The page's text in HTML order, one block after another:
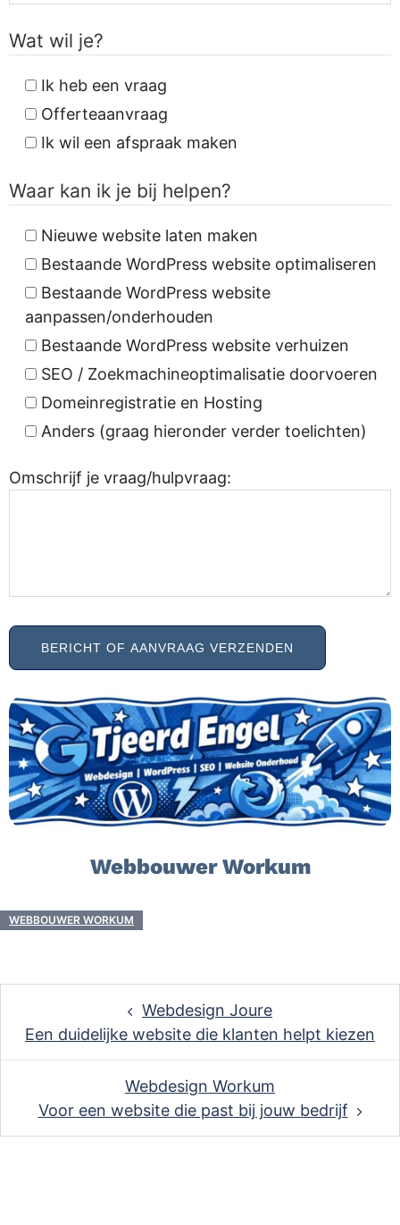
Wat wil je?
Ik heb een vraag
Offerteaanvraag
Ik wil een afspraak maken
Waar kan ik je bij helpen?
Nieuwe website laten maken
Bestaande WordPress website optimaliseren
Bestaande WordPress website
aanpassen/onderhouden
Bestaande WordPress website verhuizen
SEO / Zoekmachineoptimalisatie doorvoeren
Domeinregistratie en Hosting
Anders (graag hieronder verder toelichten)
Omschrijf je vraag/hulpvraag:
Webbouwer Workum
WEBBOUWER WORKUM
Webdesign Joure
Een duidelijke website die klanten helpt kiezen
Webdesign Workum
Voor een website die past bij jouw bedrijf